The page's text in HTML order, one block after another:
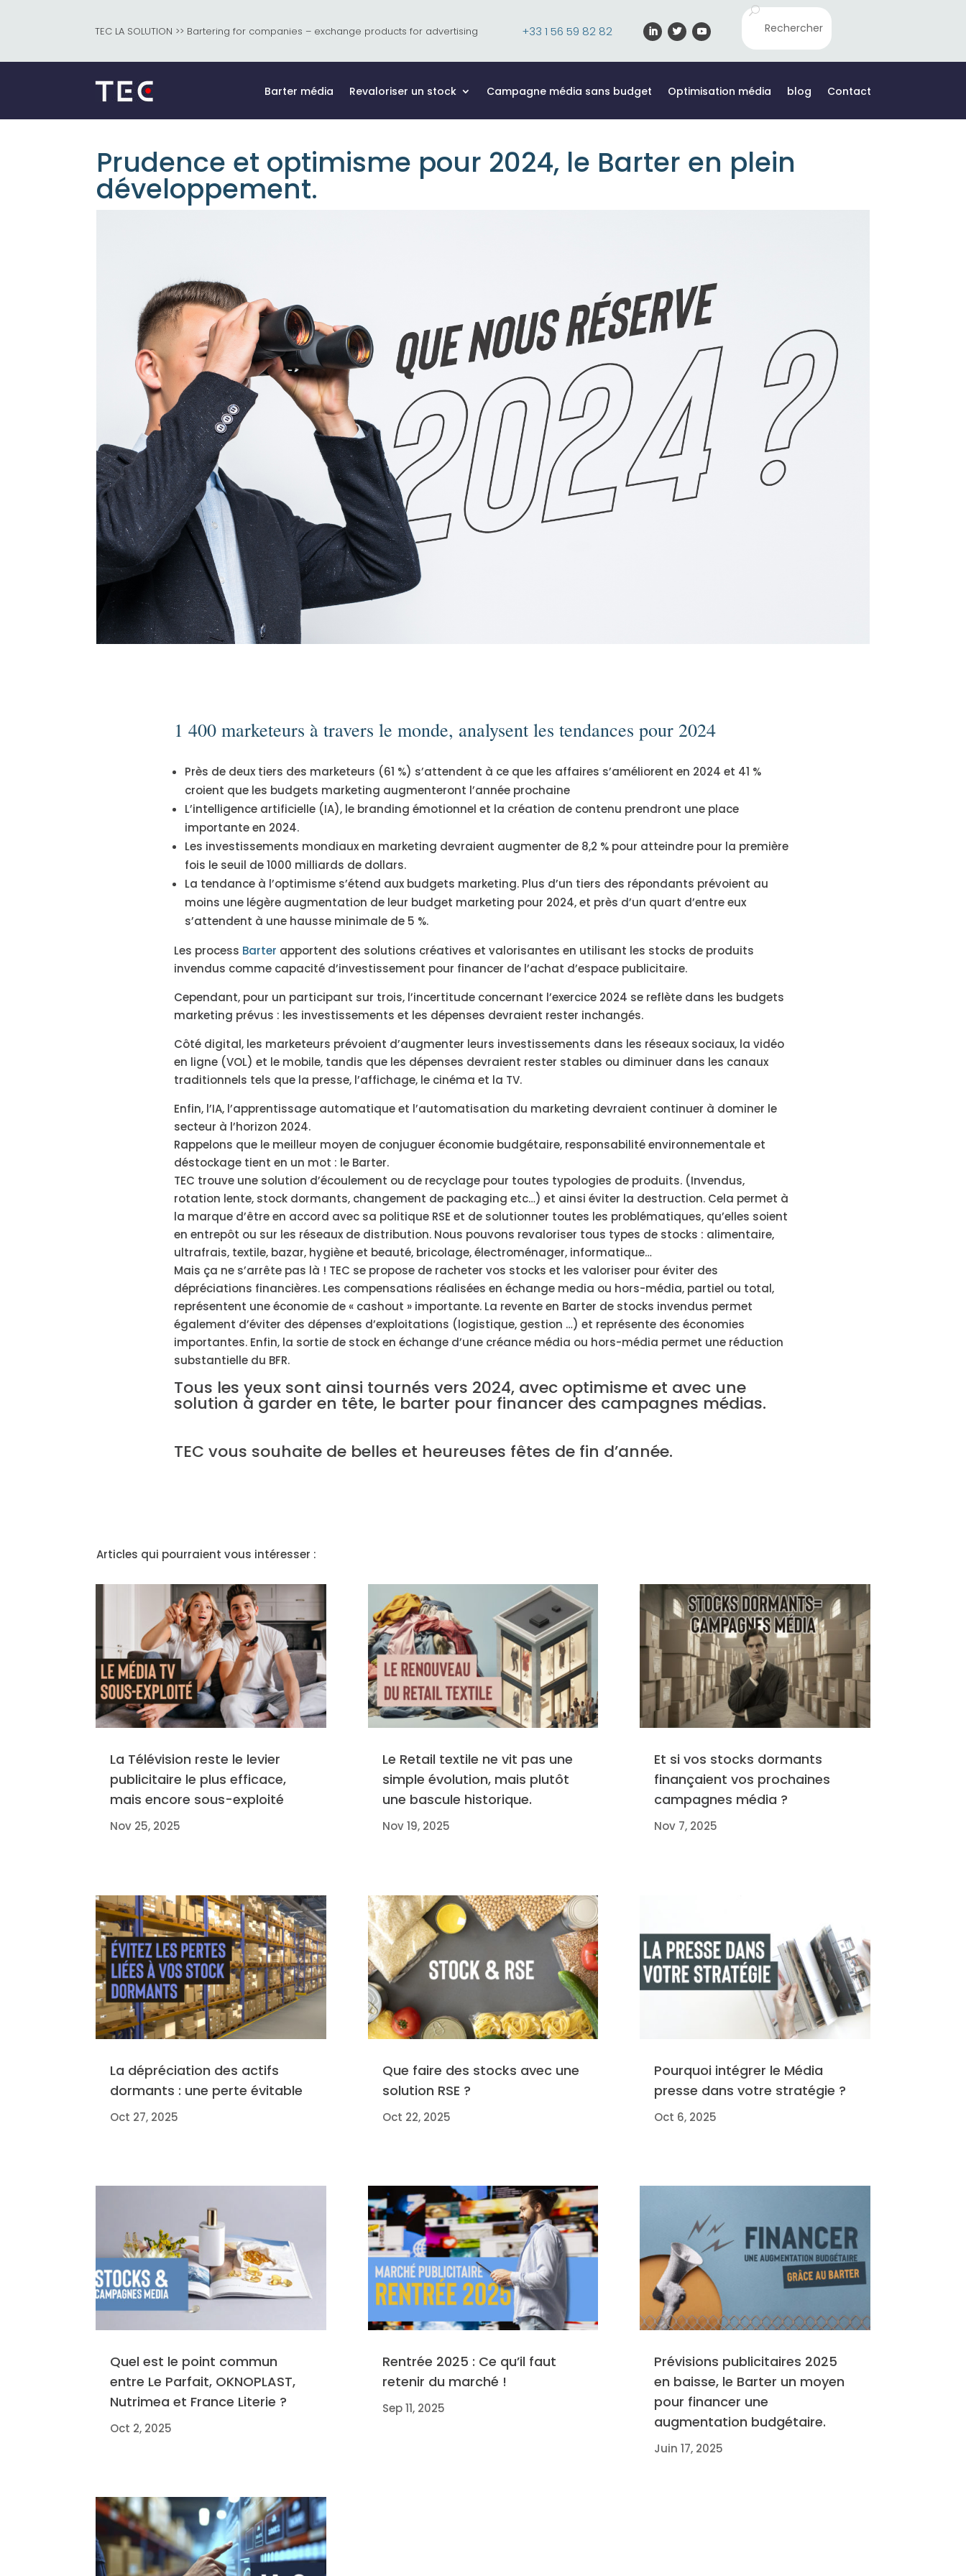
TEC LA SOLUTION >> Bartering for companies – exchange products for advertising +33 1 56 59 82 82
Barter média Revaloriser un stock Campagne média sans budget Optimisation média blog Contact
Prudence et optimisme pour 2024, le Barter en plein
développement.
1 400 marketeurs à travers le monde, analysent les tendances pour 2024
Près de deux tiers des marketeurs (61 %) s’attendent à ce que les affaires s’améliorent en 2024 et 41 %
croient que les budgets marketing augmenteront l’année prochaine
L’intelligence artificielle (IA), le branding émotionnel et la création de contenu prendront une place
importante en 2024.
Les investissements mondiaux en marketing devraient augmenter de 8,2 % pour atteindre pour la première
fois le seuil de 1000 milliards de dollars.
La tendance à l’optimisme s’étend aux budgets marketing. Plus d’un tiers des répondants prévoient au
moins une légère augmentation de leur budget marketing pour 2024, et près d’un quart d’entre eux
s’attendent à une hausse minimale de 5 %.
Les process Barter apportent des solutions créatives et valorisantes en utilisant les stocks de produits
invendus comme capacité d’investissement pour financer de l’achat d’espace publicitaire.
Cependant, pour un participant sur trois, l’incertitude concernant l’exercice 2024 se reflète dans les budgets
marketing prévus : les investissements et les dépenses devraient rester inchangés.
Côté digital, les marketeurs prévoient d’augmenter leurs investissements dans les réseaux sociaux, la vidéo
en ligne (VOL) et le mobile, tandis que les dépenses devraient rester stables ou diminuer dans les canaux
traditionnels tels que la presse, l’affichage, le cinéma et la TV.
Enfin, l’IA, l’apprentissage automatique et l’automatisation du marketing devraient continuer à dominer le
secteur à l’horizon 2024.
Rappelons que le meilleur moyen de conjuguer économie budgétaire, responsabilité environnementale et
déstockage tient en un mot : le Barter.
TEC trouve une solution d’écoulement ou de recyclage pour toutes typologies de produits. (Invendus,
rotation lente, stock dormants, changement de packaging etc…) et ainsi éviter la destruction. Cela permet à
la marque d’être en accord avec sa politique RSE et de solutionner toutes les problématiques, qu’elles soient
en entrepôt ou sur les réseaux de distribution. Nous pouvons revaloriser tous types de stocks : alimentaire,
ultrafrais, textile, bazar, hygiène et beauté, bricolage, électroménager, informatique…
Mais ça ne s’arrête pas là ! TEC se propose de racheter vos stocks et les valoriser pour éviter des
dépréciations financières. Les compensations réalisées en échange media ou hors-média, partiel ou total,
représentent une économie de « cashout » importante. La revente en Barter de stocks invendus permet
également d’éviter des dépenses d’exploitations (logistique, gestion …) et représente des économies
importantes. Enfin, la sortie de stock en échange d’une créance média ou hors-média permet une réduction
substantielle du BFR.
Tous les yeux sont ainsi tournés vers 2024, avec optimisme et avec une
solution à garder en tête, le barter pour financer des campagnes médias.
TEC vous souhaite de belles et heureuses fêtes de fin d’année.
Articles qui pourraient vous intéresser :
La Télévision reste le levier
publicitaire le plus efficace,
mais encore sous-exploité
Nov 25, 2025
La dépréciation des actifs
dormants : une perte évitable
Oct 27, 2025
Quel est le point commun
entre Le Parfait, OKNOPLAST,
Nutrimea et France Literie ?
Oct 2, 2025
Le Retail textile ne vit pas une
simple évolution, mais plutôt
une bascule historique.
Nov 19, 2025
Que faire des stocks avec une
solution RSE ?
Oct 22, 2025
Rentrée 2025 : Ce qu’il faut
retenir du marché !
Sep 11, 2025
Et si vos stocks dormants
finançaient vos prochaines
campagnes média ?
Nov 7, 2025
Pourquoi intégrer le Média
presse dans votre stratégie ?
Oct 6, 2025
Prévisions publicitaires 2025
en baisse, le Barter un moyen
pour financer une
augmentation budgétaire.
Juin 17, 2025